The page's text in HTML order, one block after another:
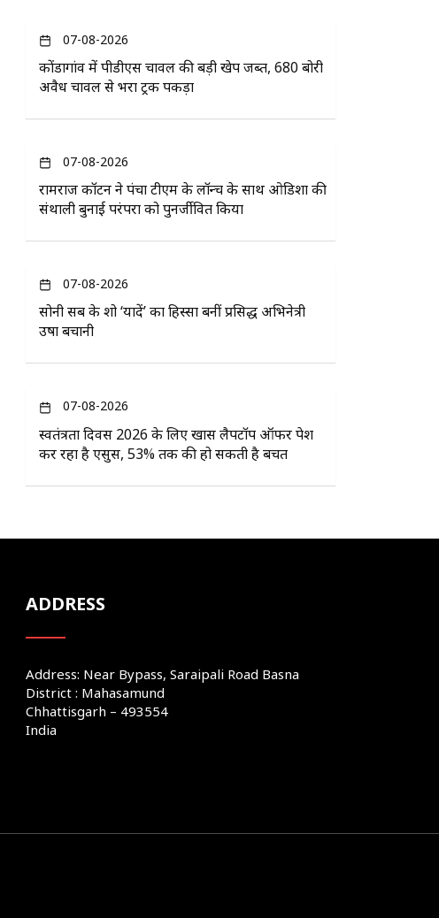
07-08-2026
कोंडागांव में पीडीएस चावल की बड़ी खेप जब्त, 680 बोरी
अवैध चावल से भरा ट्रक पकड़ा
07-08-2026
रामराज कॉटन ने पंचा टीएम के लॉन्च के साथ ओडिशा की
संथाली बुनाई परंपरा को पुनर्जीवित किया
07-08-2026
सोनी सब के शो ‘यादें’ का हिस्सा बनीं प्रसिद्ध अभिनेत्री
उषा बचानी
07-08-2026
स्वतंत्रता दिवस 2026 के लिए खास लैपटॉप ऑफर पेश
कर रहा है एसुस, 53% तक की हो सकती है बचत
ADDRESS
Address: Near Bypass, Saraipali Road Basna
District : Mahasamund
Chhattisgarh – 493554
India